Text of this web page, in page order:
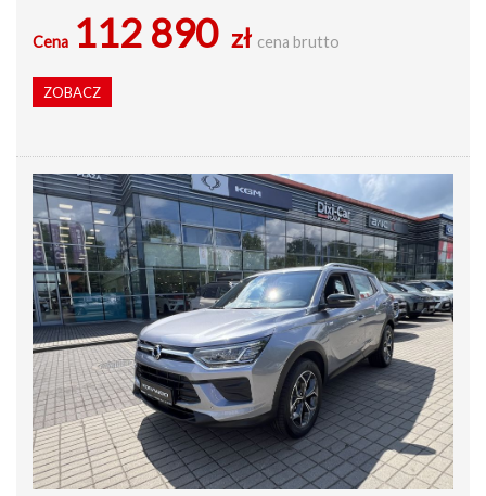
Cena 112 890 zł cena brutto
ZOBACZ